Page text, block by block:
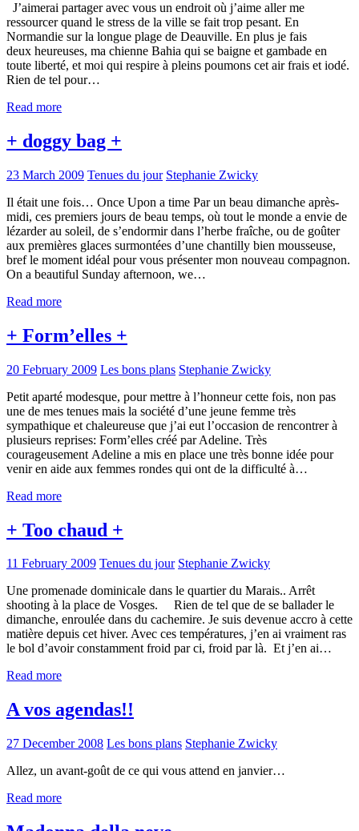
J’aimerai partager avec vous un endroit où j’aime aller me
ressourcer quand le stress de la ville se fait trop pesant. En
Normandie sur la longue plage de Deauville. En plus je fais
deux heureuses, ma chienne Bahia qui se baigne et gambade en
toute liberté, et moi qui respire à pleins poumons cet air frais et iodé.
Rien de tel pour…
Read more
+ doggy bag +
23 March 2009 Tenues du jour Stephanie Zwicky
Il était une fois… Once Upon a time Par un beau dimanche après-
midi, ces premiers jours de beau temps, où tout le monde a envie de
lézarder au soleil, de s’endormir dans l’herbe fraîche, ou de goûter
aux premières glaces surmontées d’une chantilly bien mousseuse,
bref le moment idéal pour vous présenter mon nouveau compagnon.
On a beautiful Sunday afternoon, we…
Read more
+ Form’elles +
20 February 2009 Les bons plans Stephanie Zwicky
Petit aparté modesque, pour mettre à l’honneur cette fois, non pas
une de mes tenues mais la société d’une jeune femme très
sympathique et chaleureuse que j’ai eut l’occasion de rencontrer à
plusieurs reprises: Form’elles créé par Adeline. Très
courageusement Adeline a mis en place une très bonne idée pour
venir en aide aux femmes rondes qui ont de la difficulté à…
Read more
+ Too chaud +
11 February 2009 Tenues du jour Stephanie Zwicky
Une promenade dominicale dans le quartier du Marais.. Arrêt
shooting à la place de Vosges. Rien de tel que de se ballader le
dimanche, enroulée dans du cachemire. Je suis devenue accro à cette
matière depuis cet hiver. Avec ces températures, j’en ai vraiment ras
le bol d’avoir constamment froid par ci, froid par là. Et j’en ai…
Read more
A vos agendas!!
27 December 2008 Les bons plans Stephanie Zwicky
Allez, un avant-goût de ce qui vous attend en janvier…
Read more